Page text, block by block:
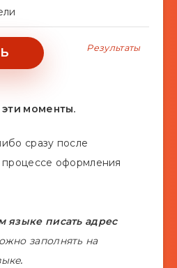
Результаты
моменты.
сразу после
оформления
языке писать адрес
заполнять на